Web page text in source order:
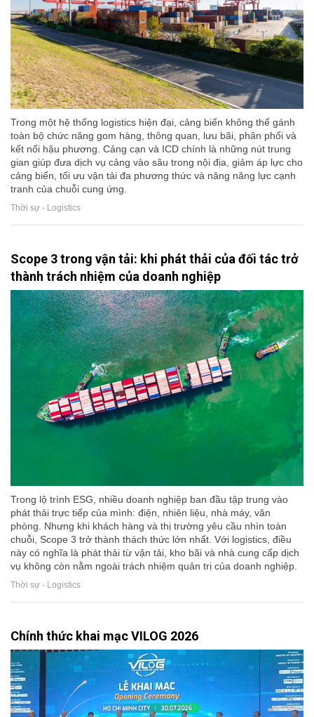
Trong một hệ thống logistics hiện đại, cảng biển không thể gánh
toàn bộ chức năng gom hàng, thông quan, lưu bãi, phân phối và
kết nối hậu phương. Cảng cạn và ICD chính là những nút trung
gian giúp đưa dịch vụ cảng vào sâu trong nội địa, giảm áp lực cho
cảng biển, tối ưu vận tải đa phương thức và nâng năng lực cạnh
tranh của chuỗi cung ứng.
Thời sự - Logistics
Scope 3 trong vận tải: khi phát thải của đối tác trở
thành trách nhiệm của doanh nghiệp
Trong lộ trình ESG, nhiều doanh nghiệp ban đầu tập trung vào
phát thải trực tiếp của mình: điện, nhiên liệu, nhà máy, văn
phòng. Nhưng khi khách hàng và thị trường yêu cầu nhìn toàn
chuỗi, Scope 3 trở thành thách thức lớn nhất. Với logistics, điều
này có nghĩa là phát thải từ vận tải, kho bãi và nhà cung cấp dịch
vụ không còn nằm ngoài trách nhiệm quản trị của doanh nghiệp.
Thời sự - Logistics
Chính thức khai mạc VILOG 2026